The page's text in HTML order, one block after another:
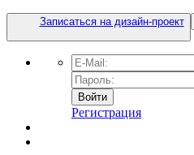
Записаться на дизайн-проект
Регистрация